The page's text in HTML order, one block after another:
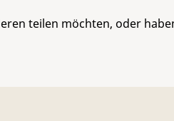
teilen möchten, oder